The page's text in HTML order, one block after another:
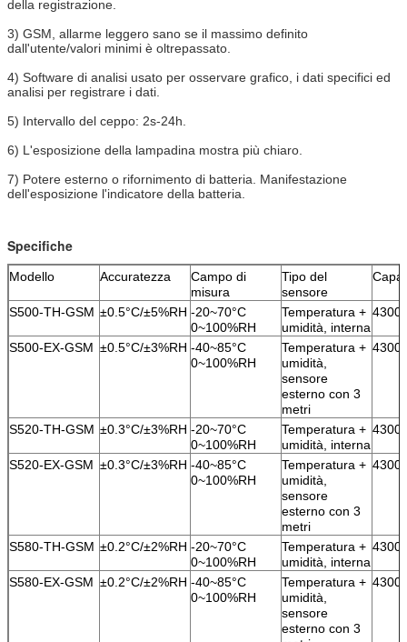
della registrazione.
3) GSM, allarme leggero sano se il massimo definito
dall'utente/valori minimi è oltrepassato.
4) Software di analisi usato per osservare grafico, i dati specifici ed
analisi per registrare i dati.
5) Intervallo del ceppo: 2s-24h.
6) L'esposizione della lampadina mostra più chiaro.
7) Potere esterno o rifornimento di batteria. Manifestazione
dell'esposizione l'indicatore della batteria.
Specifiche
Modello Accuratezza
Campo di
misura
Tipo del
sensore
S500-TH-GSM ±0.5°C/±5%RH -20~70°C
0~100%RH
Temperatura +
umidità, interna
S500-EX-GSM ±0.5°C/±3%RH -40~85°C
0~100%RH
Temperatura +
umidità,
sensore
esterno con 3
metri
S520-TH-GSM ±0.3°C/±3%RH -20~70°C
0~100%RH
Temperatura +
umidità, interna
S520-EX-GSM ±0.3°C/±3%RH -40~85°C
0~100%RH
Temperatura +
umidità,
sensore
esterno con 3
metri
S580-TH-GSM ±0.2°C/±2%RH -20~70°C
0~100%RH
Temperatura +
umidità, interna
S580-EX-GSM ±0.2°C/±2%RH -40~85°C
0~100%RH
Temperatura +
umidità,
sensore
esterno con 3